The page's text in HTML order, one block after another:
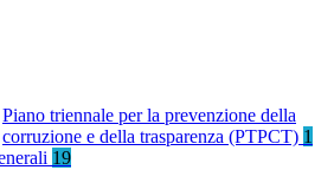
Piano triennale per la prevenzione della
corruzione e della trasparenza (PTPCT) 1
19